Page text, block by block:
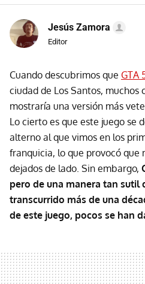
Jesús Zamora
Editor
Cuando descubrimos que GTA
ciudad de Los Santos, muchos
mostraría una versión más
Lo cierto es que este juego se
alterno al que vimos en los
franquicia, lo que provocó que
dejados de lado. Sin embargo,
pero de una manera tan sutil
transcurrido más de una
de este juego, pocos se han